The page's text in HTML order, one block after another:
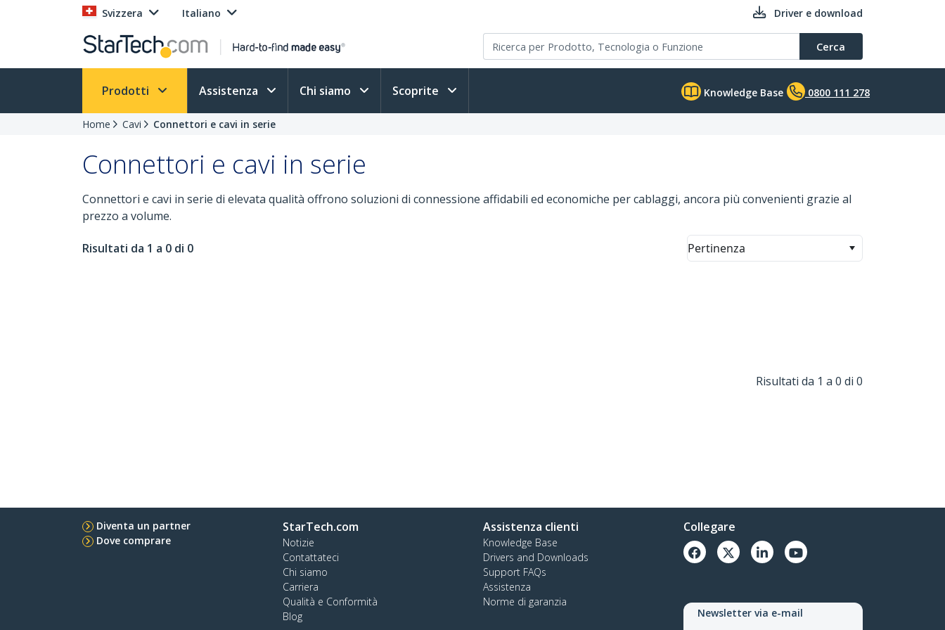
Svizzera Italiano Driver e download
Cerca
Prodotti Assistenza Chi siamo Scoprite Knowledge Base 0800 111 278
Home Cavi Connettori e cavi in serie
Connettori e cavi in serie
Connettori e cavi in serie di elevata qualità offrono soluzioni di connessione affidabili ed economiche per cablaggi, ancora più convenienti grazie al
prezzo a volume.
Risultati da 1 a 0 di 0 Pertinenza
Risultati da 1 a 0 di 0
Diventa un partner
Dove comprare
StarTech.com
Notizie
Contattateci
Chi siamo
Carriera
Qualità e Conformità
Blog
Assistenza clienti
Knowledge Base
Drivers and Downloads
Support FAQs
Assistenza
Norme di garanzia
Collegare
Newsletter via e-mail